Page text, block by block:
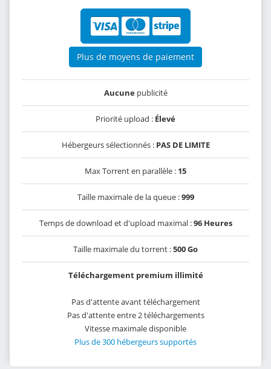
Plus de moyens de paiement
Aucunepublicité
Priorité upload : Élevé
Hébergeurs sélectionnés : PAS DE LIMITE
Max Torrent en parallèle : 15
Taille maximale de la queue :999
Temps de download et d'upload maximal :96 Heures
Taille maximale du torrent :500 Go
Téléchargement premium illimité
Pas d'attente avant téléchargement
Pas d'attente entre 2 téléchargements
Vitesse maximale disponible
Plus de 300 hébergeurs supportés